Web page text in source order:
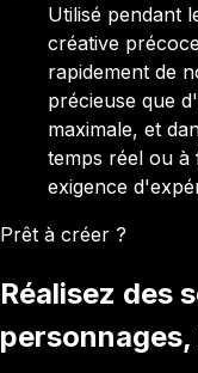
Utilisé pendant
créative
rapidement de
précieuse que
maximale, et
temps réel ou à
exigence
Prêt à créer ?
Réalisez des